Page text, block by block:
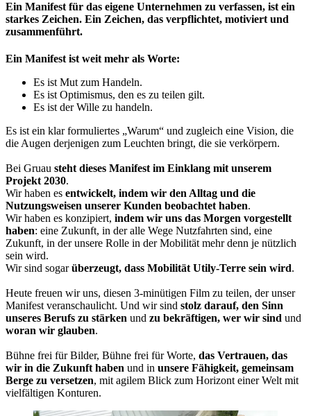
Ein Manifest für das eigene Unternehmen zu verfassen, ist ein
starkes Zeichen. Ein Zeichen, das verpflichtet, motiviert und
zusammenführt.
Ein Manifest ist weit mehr als Worte:
Es ist Mut zum Handeln.
Es ist Optimismus, den es zu teilen gilt.
Es ist der Wille zu handeln.
Es ist ein klar formuliertes „Warum“ und zugleich eine Vision, die
die Augen derjenigen zum Leuchten bringt, die sie verkörpern.
Bei Gruau steht dieses Manifest im Einklang mit unserem
Projekt 2030.
Wir haben es entwickelt, indem wir den Alltag und die
Nutzungsweisen unserer Kunden beobachtet haben.
Wir haben es konzipiert, indem wir uns das Morgen vorgestellt
haben: eine Zukunft, in der alle Wege Nutzfahrten sind, eine
Zukunft, in der unsere Rolle in der Mobilität mehr denn je nützlich
sein wird.
Wir sind sogarüberzeugt, dass Mobilität Utily-Terre sein wird.
Heute freuen wir uns, diesen 3-minütigen Film zu teilen, der unser
Manifest veranschaulicht. Und wir sind stolz darauf, den Sinn
unseres Berufs zu stärken und zu bekräftigen, wer wir sind und
woran wir glauben.
Bühne frei für Bilder, Bühne frei für Worte, das Vertrauen, das
wir in die Zukunft haben und in unsere Fähigkeit, gemeinsam
Berge zu versetzen, mit agilem Blick zum Horizont einer Welt mit
vielfältigen Konturen.